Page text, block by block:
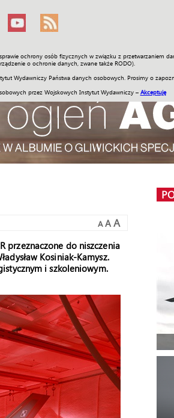
ochrony osób fizycznych w związku z przetwarzaniem
o ochronie danych, zwane także RODO).
Wydawniczy Państwa danych osobowych. Prosimy o
przez Wojskowych Instytut Wydawniczy – Akceptuję
Galerie Wideo ENGLISH
A A A
przeznaczone do niszczenia
Kosiniak-Kamysz.
i szkoleniowym.